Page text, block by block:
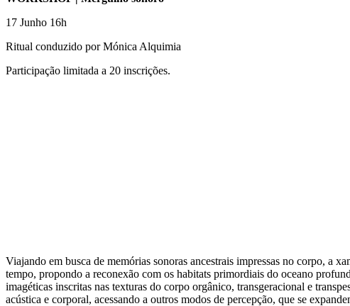
17 Junho 16h
Ritual conduzido por Mónica Alquimia
Participação limitada a 20 inscrições.
Viajando em busca de memórias sonoras ancestrais impressas no corpo, a
tempo, propondo a reconexão com os habitats primordiais do oceano
imagéticas inscritas nas texturas do corpo orgânico, transgeracional e
acústica e corporal, acessando a outros modos de percepção, que se